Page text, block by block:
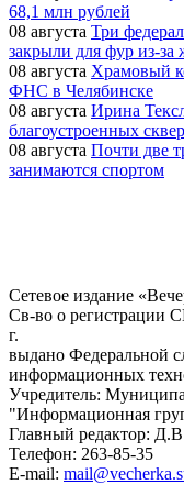
68,1 млн рублей
08 августа Три
закрыли для фур из-за
08 августа Храмовый
ФНС в Челябинске
08 августа Ирина
благоустроенных
08 августа Почти две
занимаются спортом
Сетевое издание
Cв-во о
г.
выдано Федеральной
информационных
Учредитель:
"Информационная
Главный редактор:
Телефон: 263-85-35
E-mail: